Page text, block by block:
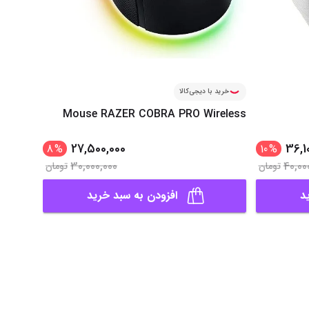
%
10
تومان
خرید با دیجی‌کالا
Mouse RAZER COBRA PRO Wireless
27,500,000
%
8
30,000,000تومان
افزودن به سبد خرید